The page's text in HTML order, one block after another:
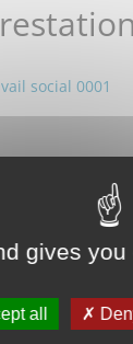
social 0001
gives
all